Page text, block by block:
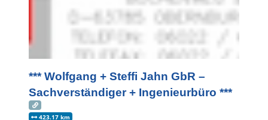
*** Wolfgang + Steffi Jahn GbR –
Sachverständiger + Ingenieurbüro ***
423.17 km